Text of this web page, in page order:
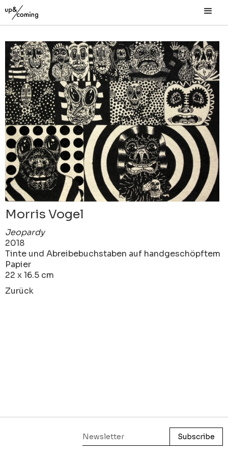
Morris Vogel
Jeopardy
2018
Tinte und Abreibebuchstaben auf handgeschöpftem
Papier
22 x 16.5 cm
Zurück